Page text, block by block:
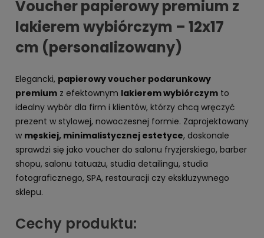
Voucher papierowy premium z
lakierem wybiórczym – 12x17
cm (personalizowany)
Elegancki, papierowy voucher podarunkowy
premium z efektownym lakierem wybiórczym to
idealny wybór dla firm i klientów, którzy chcą wręczyć
prezent w stylowej, nowoczesnej formie. Zaprojektowany
w męskiej, minimalistycznej estetyce, doskonale
sprawdzi się jako voucher do salonu fryzjerskiego, barber
shopu, salonu tatuażu, studia detailingu, studia
fotograficznego, SPA, restauracji czy ekskluzywnego
sklepu.
Cechy produktu: